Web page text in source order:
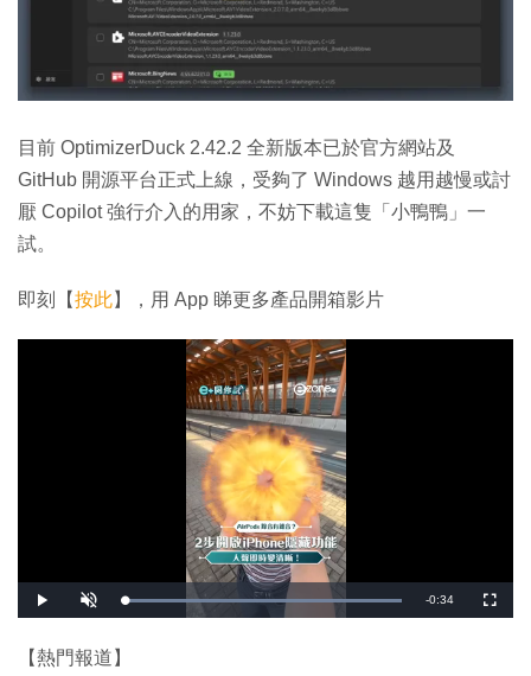
目前 OptimizerDuck 2.42.2 全新版本已於官方網站及
GitHub 開源平台正式上線，受夠了 Windows 越用越慢或討
厭 Copilot 強行介入的用家，不妨下載這隻「小鴨鴨」一
試。
即刻【按此】，用 App 睇更多產品開箱影片
播
放
開
啟
載
入
剩
-0:34
全
螢
【熱門報道】